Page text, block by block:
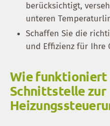
berücksichtigt,
unteren
Schaffen Sie die
und Effizienz für Ihre
Wie funktioniert
Schnittstelle zur